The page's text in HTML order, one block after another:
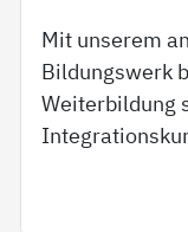
Mit unserem
Bildungswerk
Weiterbildung